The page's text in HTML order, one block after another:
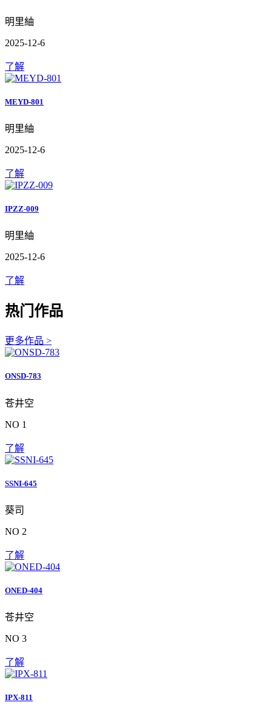
明里紬
2025-12-6
了解
MEYD-801
明里紬
2025-12-6
了解
IPZZ-009
明里紬
2025-12-6
了解
热门作品
更多作品 >
ONSD-783
苍井空
NO 1
了解
SSNI-645
葵司
NO 2
了解
ONED-404
苍井空
NO 3
了解
IPX-811